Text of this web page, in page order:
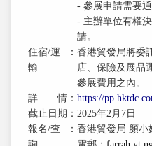
- 參展申請需要
- 主辦單位有權
請。
住宿/運
輸
： 香港貿發局將委
店、保險及展品
參展費用之內。
詳 情 ： https://
截止日期 ： 2025年2月7日
報名/查
： 香港貿發局 顏小